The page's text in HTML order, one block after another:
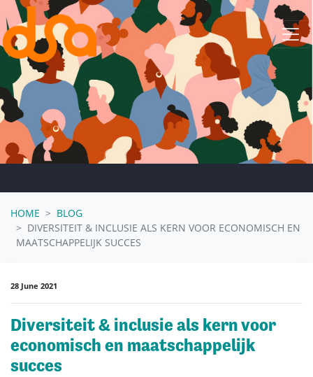
Skip navigation
HOME
BLOG
DIVERSITEIT & INCLUSIE ALS KERN VOOR ECONOMISCH EN
MAATSCHAPPELIJK SUCCES
28 June 2021
Diversiteit & inclusie als kern voor
economisch en maatschappelijk
succes